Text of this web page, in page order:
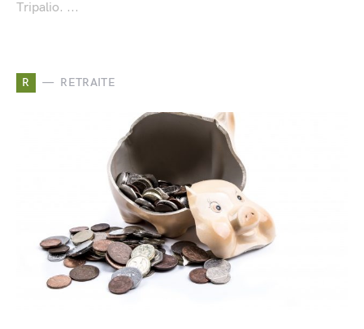
Tripalio. ...
R RETRAITE